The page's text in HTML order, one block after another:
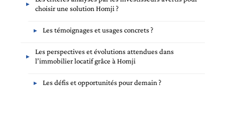
choisir une solution Homji ?
Les témoignages et usages concrets ?
Les perspectives et évolutions attendues dans
l’immobilier locatif grâce à Homji
Les défis et opportunités pour demain ?